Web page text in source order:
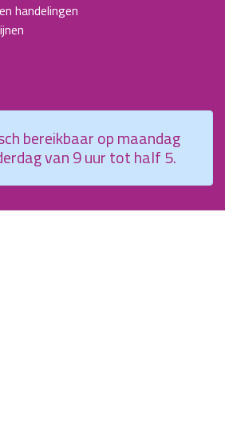
handelingen
bereikbaar op maandag
van 9 uur tot half 5.